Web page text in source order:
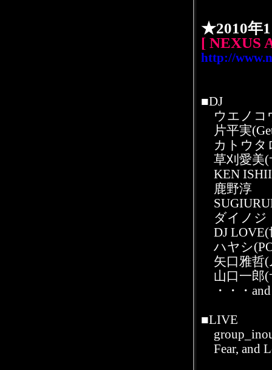
★2010年
[ NEXUS
http://
■DJ
ウエノコ
片平実
カトウタ
草刈愛美(
KEN ISHII
鹿野淳
ダイノジ
DJ LOVE(
ハヤシ
矢口雅哲(
山口一郎(
・・・and
■LIVE
Fear, and